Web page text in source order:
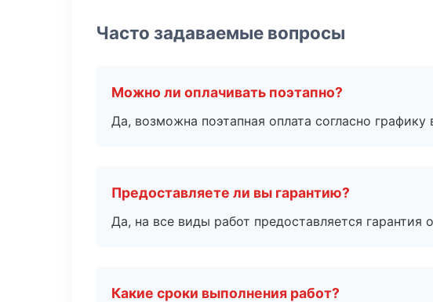
Часто задаваемые вопросы
Можно ли оплачивать поэтапно?
Да, возможна поэтапная оплата согласно
Предоставляете ли вы гарантию?
Да, на все виды работ предоставляется гарантия
Какие сроки выполнения работ?